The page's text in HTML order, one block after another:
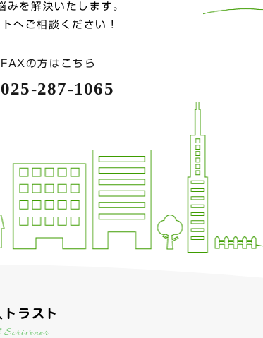
みを解決いたします。
へご相談ください！
FAXの方はこちら
025-287-1065
ラスト